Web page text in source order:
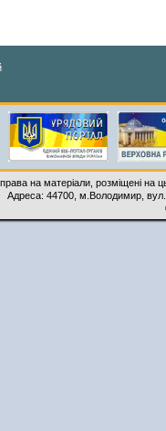
права на матеріали, розміщені на
Адреса: 44700, м.Володимир,